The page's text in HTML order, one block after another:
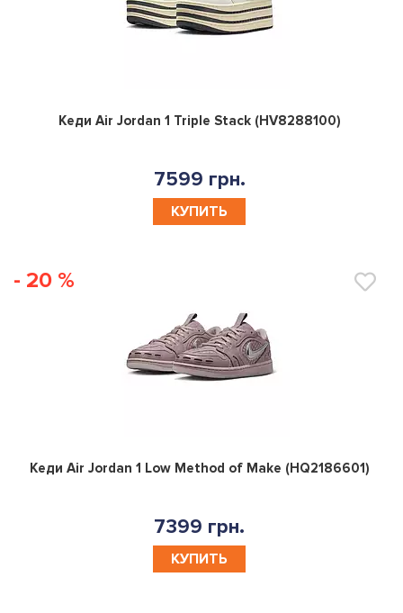
0
Кеди Air Jordan 1 Triple Stack (HV8288100)
7599 грн.
КУПИТЬ
- 20 %
0
Кеди Air Jordan 1 Low Method of Make (HQ2186601)
7399 грн.
КУПИТЬ